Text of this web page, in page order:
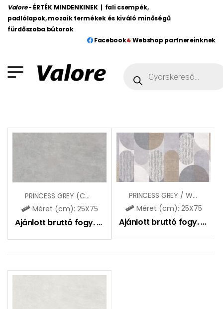
Valore - ÉRTÉK MINDENKINEK | fali csempék,
padlólapok, mozaik termékek és kiváló minőségű
fürdőszoba bútorok
Facebook
Webshop partnereinknek
PRINCESS GREY (CCR151)
Méret (cm): 25X75
Ajánlott bruttó fogy. ár: 9490Ft
PRINCESS GREY / WHITE DEKOR
Méret (cm): 25X75
Ajánlott bruttó fogy. ár: